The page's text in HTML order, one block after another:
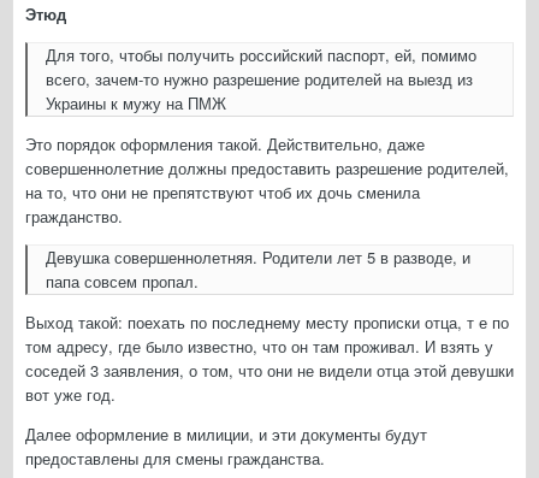
Этюд
Для того, чтобы получить российский паспорт, ей, помимо
всего, зачем-то нужно разрешение родителей на выезд из
Украины к мужу на ПМЖ
Это порядок оформления такой. Действительно, даже
совершеннолетние должны предоставить разрешение родителей,
на то, что они не препятствуют чтоб их дочь сменила
гражданство.
Девушка совершеннолетняя. Родители лет 5 в разводе, и
папа совсем пропал.
Выход такой: поехать по последнему месту прописки отца, т е по
том адресу, где было известно, что он там проживал. И взять у
соседей 3 заявления, о том, что они не видели отца этой девушки
вот уже год.
Далее оформление в милиции, и эти документы будут
предоставлены для смены гражданства.